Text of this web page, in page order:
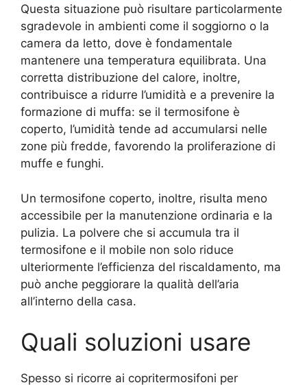
Questa situazione può risultare particolarmente
sgradevole in ambienti come il soggiorno o la
camera da letto, dove è fondamentale
mantenere una temperatura equilibrata. Una
corretta distribuzione del calore, inoltre,
contribuisce a ridurre l’umidità e a prevenire la
formazione di muffa: se il termosifone è
coperto, l’umidità tende ad accumularsi nelle
zone più fredde, favorendo la proliferazione di
muffe e funghi.
Un termosifone coperto, inoltre, risulta meno
accessibile per la manutenzione ordinaria e la
pulizia. La polvere che si accumula tra il
termosifone e il mobile non solo riduce
ulteriormente l’efficienza del riscaldamento, ma
può anche peggiorare la qualità dell’aria
all’interno della casa.
Quali soluzioni usare
Spesso si ricorre ai copritermosifoni per